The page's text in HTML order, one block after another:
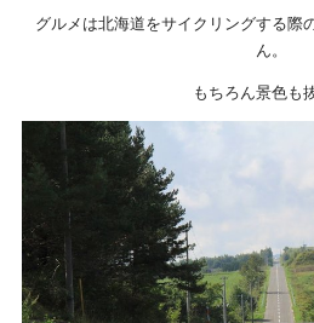
グルメは北海道をサイクリングする際
ん。
もちろん景色も